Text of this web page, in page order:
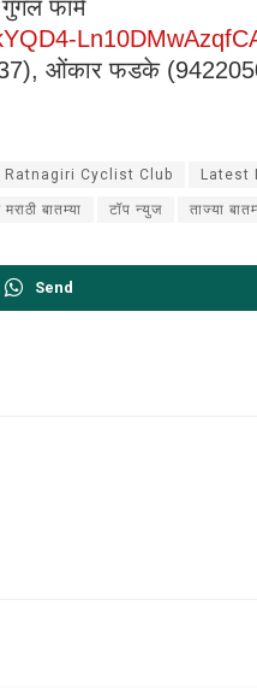
फॉर्म
ओंकार फडके
Ratnagiri Cyclist Club Latest
बातम्या टॉप न्युज ताज्या
Send